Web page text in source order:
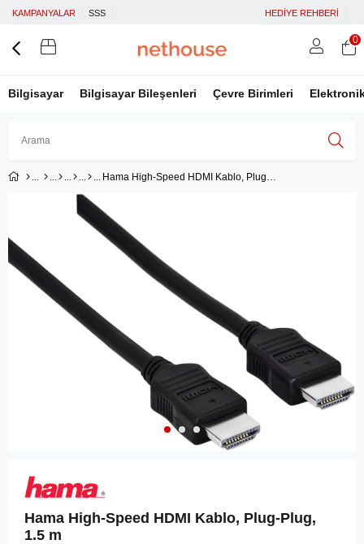
KAMPANYALAR SSS HEDİYE REHBERİ
Bilgisayar Bilgisayar Bileşenleri Çevre Birimleri
Üye Ol Facebook İle Bağlan
0
Hama High-Speed HDMI Kablo, Plug-Plug, 1.5 m
Hama High-Speed HDMI Kablo, Plug-Plug,
1.5 m